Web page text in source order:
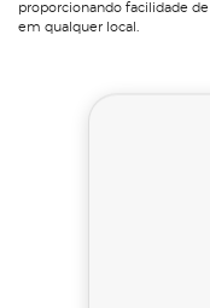
proporcionando facilidade
em qualquer local.